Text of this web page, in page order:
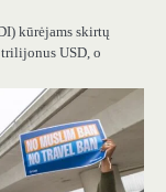
kūrėjams skirtų
USD, o